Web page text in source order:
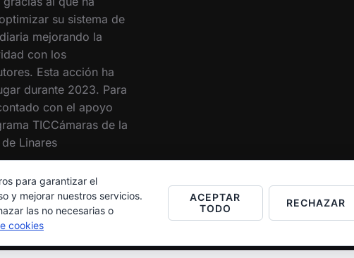
su sistema de
mejorando la
con los
Esta acción ha
durante 2023. Para
con el apoyo
TICCámaras de la
Linares
para garantizar el
y mejorar nuestros servicios.
las no necesarias o
cookies
ACEPTAR
TODO
RECHAZAR